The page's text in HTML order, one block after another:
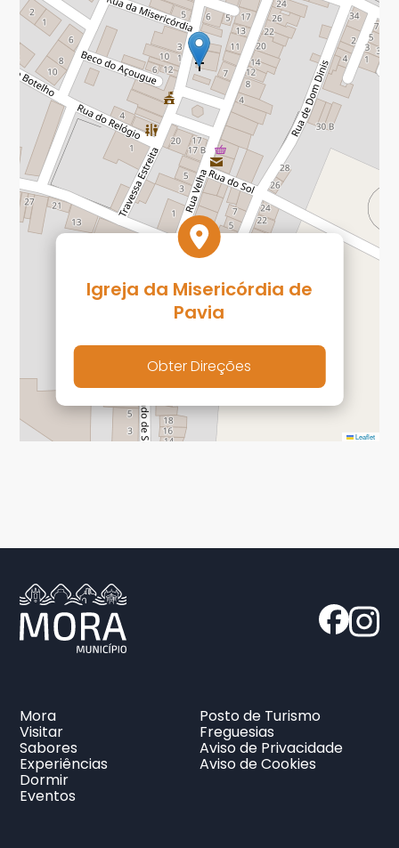
Igreja da Misericórdia de
Pavia
Obter Direções
Leaflet
Mora
Visitar
Sabores
Experiências
Dormir
Eventos
Posto de Turismo
Freguesias
Aviso de Privacidade
Aviso de Cookies